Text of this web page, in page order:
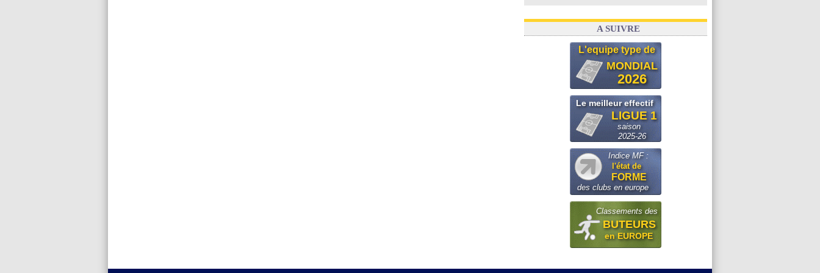
A SUIVRE
L'equipe type de
MONDIAL
2026
Le meilleur effectif
LIGUE 1
saison
2025-26
Indice MF :
l'état de
FORME
des clubs en europe
Classements des
BUTEURS
en EUROPE